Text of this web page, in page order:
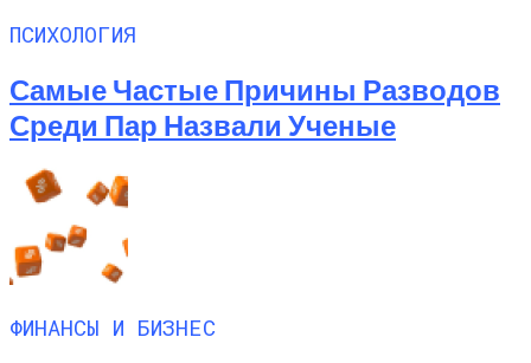
ПСИХОЛОГИЯ
Самые Частые Причины Разводов
Среди Пар Назвали Ученые
ФИНАНСЫ И БИЗНЕС